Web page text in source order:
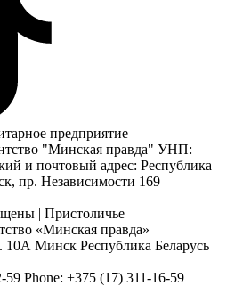
предприятие
"Минская правда" УНП:
и почтовый адрес: Республика
пр. Независимости 169
| Пристоличье
«Минская правда»
10А Минск Республика Беларусь
59 Phone: +375 (17) 311-16-59